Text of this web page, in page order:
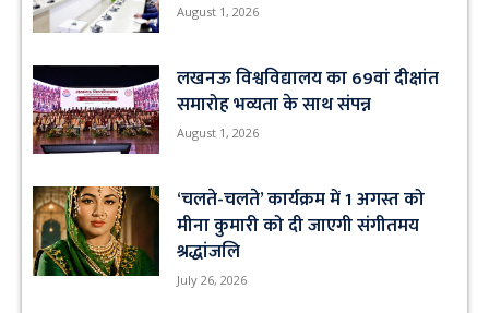
August 1, 2026
लखनऊ विश्वविद्यालय का 69वां दीक्षांत
समारोह भव्यता के साथ संपन्न
August 1, 2026
‘चलते-चलते’ कार्यक्रम में 1 अगस्त को
मीना कुमारी को दी जाएगी संगीतमय
श्रद्धांजलि
July 26, 2026